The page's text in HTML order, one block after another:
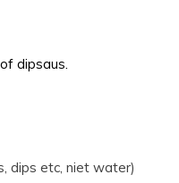
dipsaus.
dips etc, niet water)